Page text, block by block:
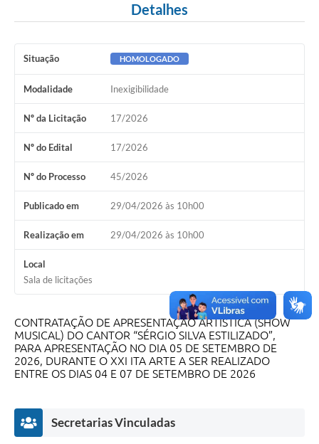
Detalhes
Situação HOMOLOGADO
Modalidade Inexigibilidade
Nº da Licitação 17/2026
Nº do Edital 17/2026
Nº do Processo 45/2026
Publicado em 29/04/2026 às 10h00
Realização em 29/04/2026 às 10h00
Local
Sala de licitações
CONTRATAÇÃO DE APRESENTAÇÃO ARTÍSTICA (SHOW
MUSICAL) DO CANTOR “SÉRGIO SILVA ESTILIZADO”,
PARA APRESENTAÇÃO NO DIA 05 DE SETEMBRO DE
2026, DURANTE O XXI ITA ARTE A SER REALIZADO
ENTRE OS DIAS 04 E 07 DE SETEMBRO DE 2026
Secretarias Vinculadas